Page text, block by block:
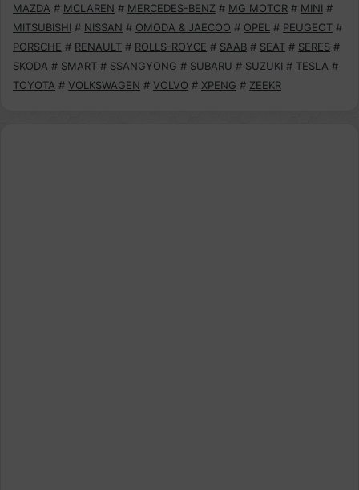
MAZDA # MCLAREN # MERCEDES-BENZ # MG MOTOR # MINI #
MITSUBISHI # NISSAN # OMODA & JAECOO # OPEL # PEUGEOT #
PORSCHE # RENAULT # ROLLS-ROYCE # SAAB # SEAT # SERES #
SKODA # SMART # SSANGYONG # SUBARU # SUZUKI # TESLA #
TOYOTA # VOLKSWAGEN # VOLVO # XPENG # ZEEKR